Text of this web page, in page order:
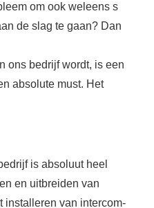
om ook weleens s
de slag te gaan? Dan
ons bedrijf wordt, is een
absolute must. Het
is absoluut heel
en uitbreiden van
installeren van intercom-